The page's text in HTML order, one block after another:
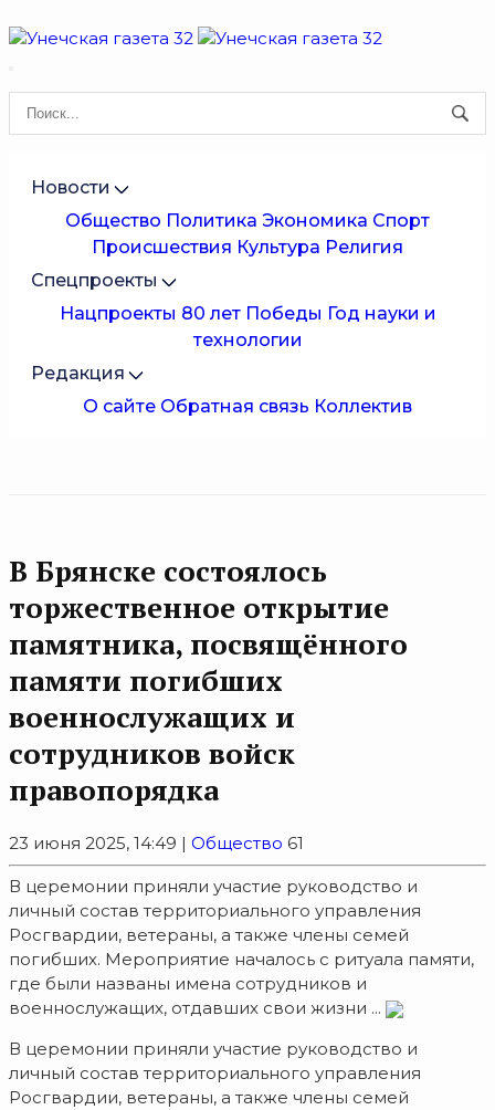
Новости
Общество Политика Экономика Спорт
Происшествия Культура Религия
Спецпроекты
Нацпроекты 80 лет Победы Год науки и
технологии
Редакция
О сайте Обратная связь Коллектив
В Брянске состоялось
торжественное открытие
памятника, посвящённого
памяти погибших
военнослужащих и
сотрудников войск
правопорядка
23 июня 2025, 14:49 | Общество 61
В церемонии приняли участие руководство и
личный состав территориального управления
Росгвардии, ветераны, а также члены семей
погибших. Мероприятие началось с ритуала памяти,
где были названы имена сотрудников и
военнослужащих, отдавших свои жизни ...
В церемонии приняли участие руководство и
личный состав территориального управления
Росгвардии, ветераны, а также члены семей